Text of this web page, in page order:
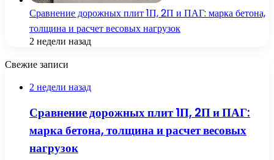
Сравнение дорожных плит 1П, 2П и ПАГ: марка бетона,
толщина и расчет весовых нагрузок
2 недели назад
Свежие записи
2 недели назад
Сравнение дорожных плит 1П, 2П и ПАГ:
марка бетона, толщина и расчет весовых
нагрузок